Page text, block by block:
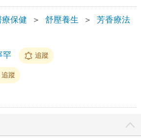
療保健 ＞ 舒壓養生 ＞ 芳香療法
罕 追蹤
追蹤